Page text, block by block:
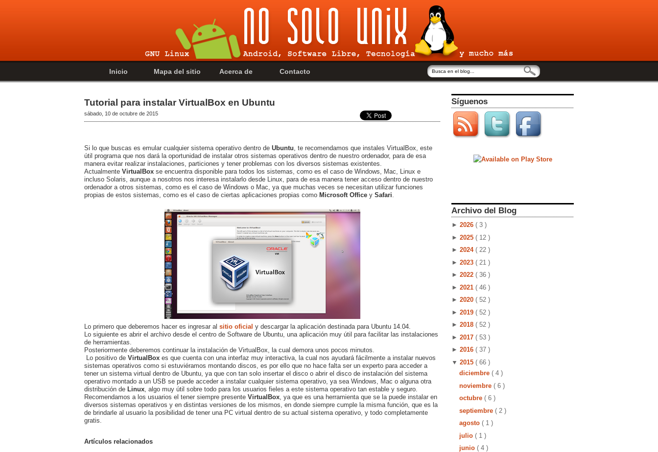
Inicio Mapa del sitio Acerca de Contacto
Tutorial para instalar VirtualBox en Ubuntu
sábado, 10 de octubre de 2015
Si lo que buscas es emular cualquier sistema operativo dentro de Ubuntu , te recomendamos que instales VirtualBox, este
útil programa que nos dará la oportunidad de instalar otros sistemas operativos dentro de nuestro ordenador, para de esa
manera evitar realizar instalaciones, particiones y tener problemas con los diversos sistemas existentes.
Actualmente VirtualBox se encuentra disponible para todos los sistemas, como es el caso de Windows, Mac, Linux e
incluso Solaris, aunque a nosotros nos interesa instalarlo desde Linux, para de esa manera tener acceso dentro de nuestro
ordenador a otros sistemas, como es el caso de Windows o Mac, ya que muchas veces se necesitan utilizar funciones
propias de estos sistemas, como es el caso de ciertas aplicaciones propias como Microsoft Office y Safari
Lo primero que deberemos hacer es ingresar al sitio oficial y descargar la aplicación destinada para Ubuntu 14.04.
Lo siguiente es abrir el archivo desde el centro de Software de Ubuntu, una aplicación muy útil para facilitar las instalaciones
de herramientas.
Posteriormente deberemos continuar la instalación de VirtualBox, la cual demora unos pocos minutos.
Lo positivo de VirtualBox es que cuenta con una interfaz muy interactiva, la cual nos ayudará fácilmente a instalar nuevos
sistemas operativos como si estuviéramos montando discos, es por ello que no hace falta ser un experto para acceder a
tener un sistema virtual dentro de Ubuntu, ya que con tan solo insertar el disco o abrir el disco de instalación del sistema
operativo montado a un USB se puede acceder a instalar cualquier sistema operativo, ya sea Windows, Mac o alguna otra
distribución de Linux , algo muy útil sobre todo para los usuarios fieles a este sistema operativo tan estable y seguro.
Recomendamos a los usuarios el tener siempre presente VirtualBox , ya que es una herramienta que se la puede instalar en
diversos sistemas operativos y en distintas versiones de los mismos, en donde siempre cumple la misma función, que es la
de brindarle al usuario la posibilidad de tener una PC virtual dentro de su actual sistema operativo, y todo completamente
gratis.
Artículos relacionados
Síguenos
Archivo del Blog
► 2026 ( 3 )
► 2025 ( 12 )
► 2024 ( 22 )
► 2023 ( 21 )
► 2022 ( 36 )
► 2021 ( 46 )
► 2020 ( 52 )
► 2019 ( 52 )
► 2018 ( 52 )
► 2017 ( 53 )
► 2016 ( 37 )
▼ 2015 ( 66 )
diciembre ( 4 )
noviembre ( 6 )
octubre ( 6 )
septiembre ( 2 )
agosto ( 1 )
julio ( 1 )
junio ( 4 )